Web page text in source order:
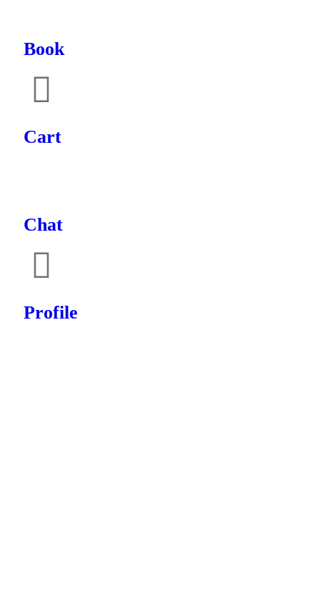
Book
Cart
Chat
Profile